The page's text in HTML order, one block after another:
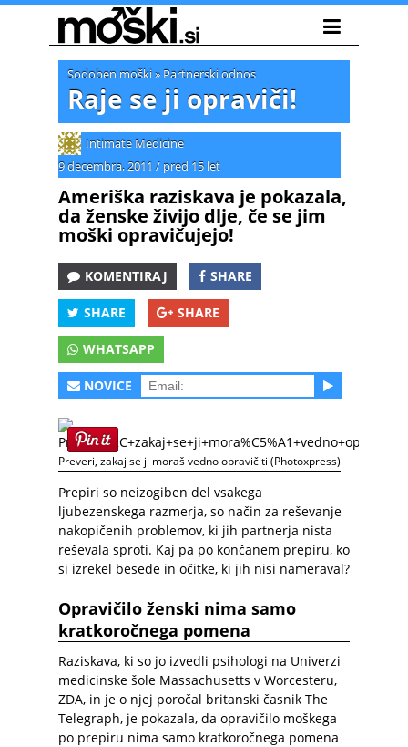
Sodoben moški» Partnerski odnos
Raje se ji opraviči!
Intimate Medicine
9 decembra, 2011 / pred 15 let
Ameriška raziskava je pokazala,
da ženske živijo dlje, če se jim
moški opravičujejo!
KOMENTIRAJ SHARE
SHARE SHARE
WHATSAPP
NOVICE
Preveri, zakaj se ji moraš vedno opravičiti (Photoxpress)
Prepiri so neizogiben del vsakega
ljubezenskega razmerja, so način za reševanje
nakopičenih problemov, ki jih partnerja nista
reševala sproti. Kaj pa po končanem prepiru, ko
si izrekel besede in očitke, ki jih nisi nameraval?
Opravičilo ženski nima samo
kratkoročnega pomena
Raziskava, ki so jo izvedli psihologi na Univerzi
medicinske šole Massachusetts v Worcesteru,
ZDA, in je o njej poročal britanski časnik The
Telegraph, je pokazala, da opravičilo moškega
po prepiru nima samo kratkoročnega pomena